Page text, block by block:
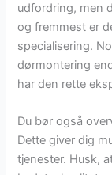
udfordring, men
og fremmest er
specialisering.
dørmontering
har den rette
Du bør også
Dette giver dig
tjenester. Husk,